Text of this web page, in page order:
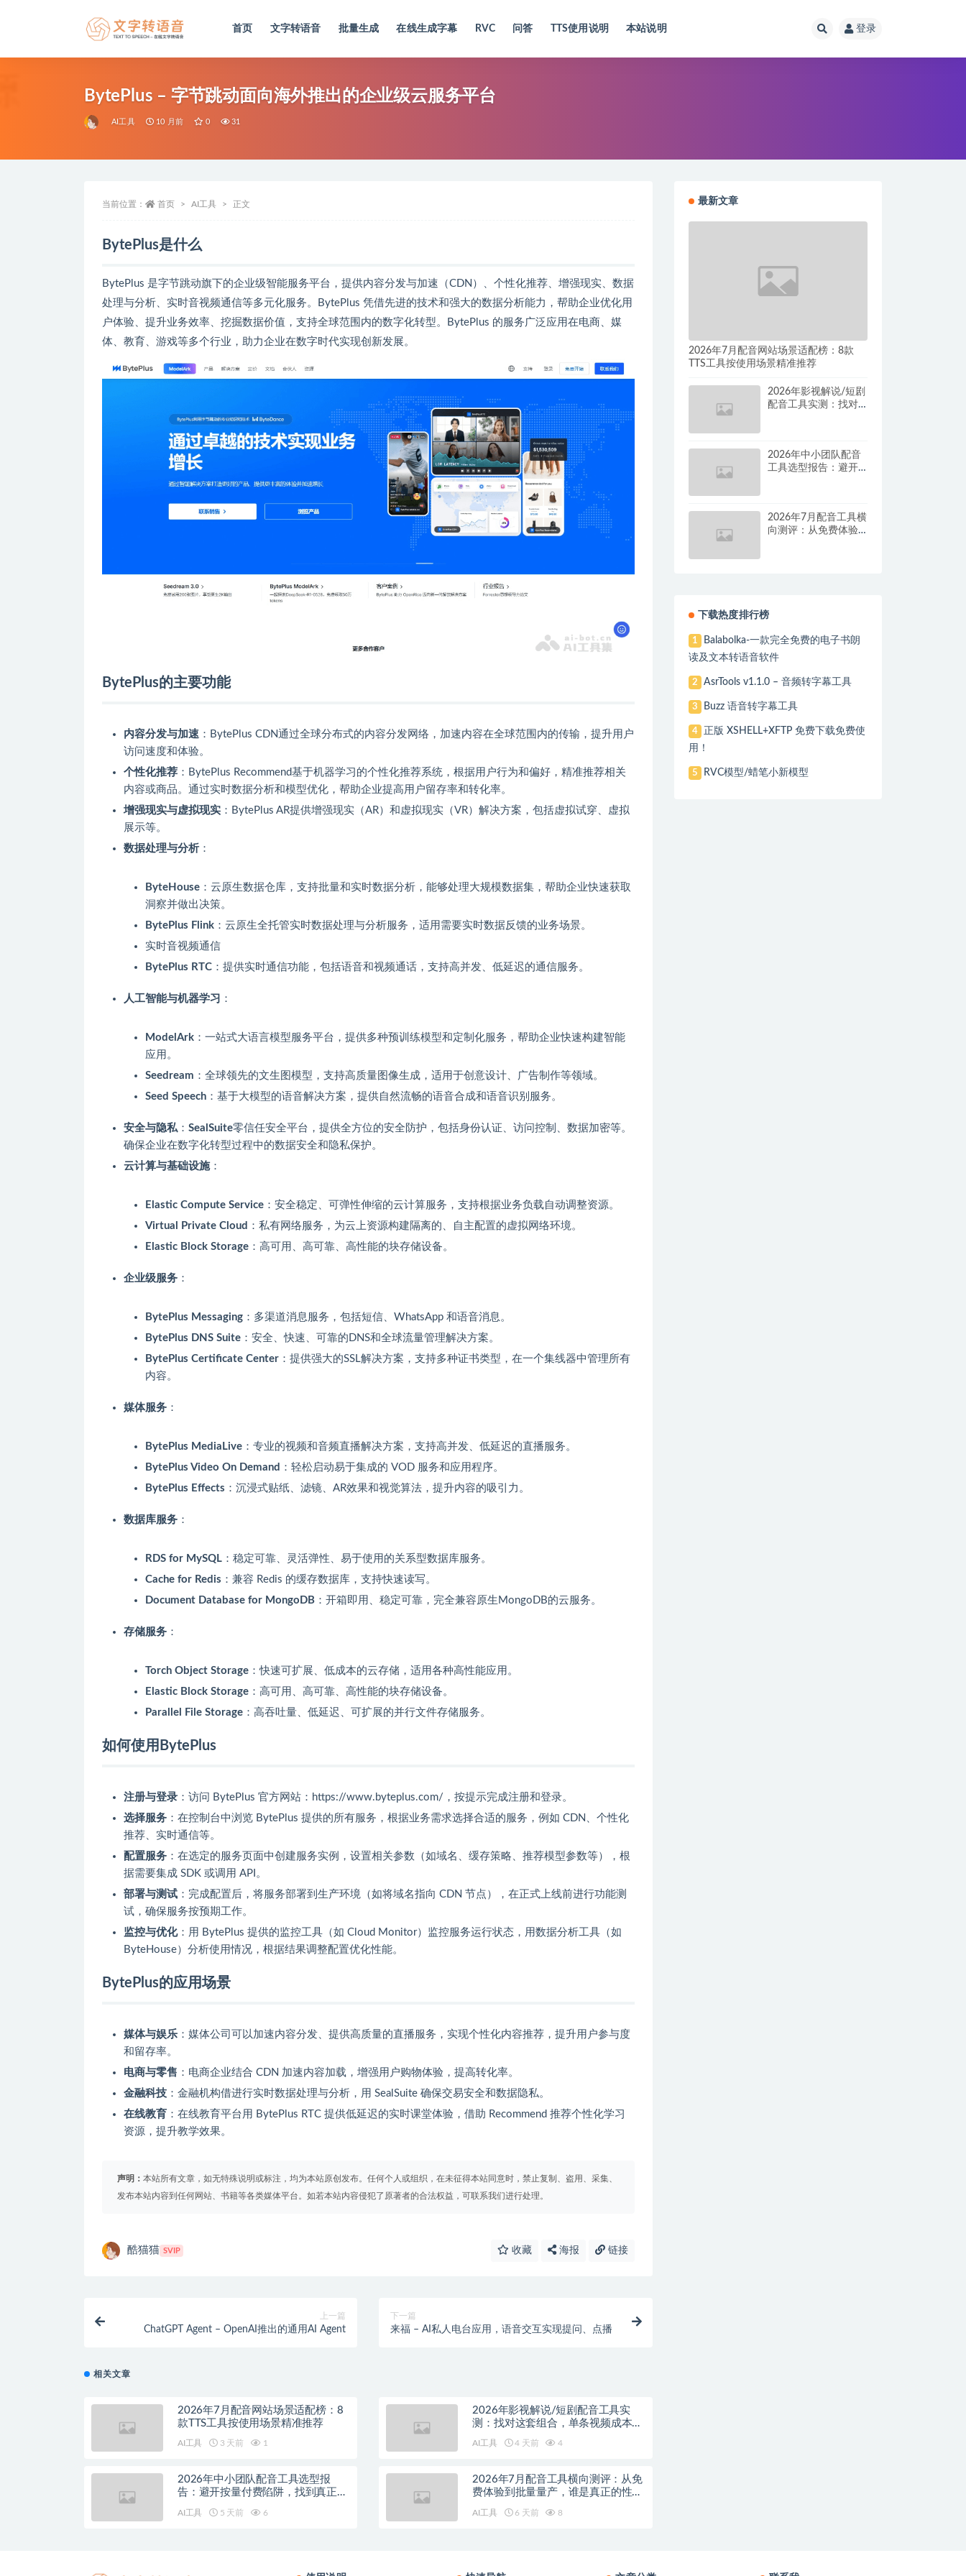
首页 文字转语音 批量生成 在线生成字幕 RVC 问答 TTS使用说明 本站说明 登录
BytePlus – 字节跳动面向海外推出的企业级云服务平台
AI工具 10 月前 0 31
当前位置： 首页 AI工具 正文
BytePlus是什么
BytePlus 是字节跳动旗下的企业级智能服务平台，提供内容分发与加速（CDN）、个性化推荐、增强现实、数据
处理与分析、实时音视频通信等多元化服务。BytePlus 凭借先进的技术和强大的数据分析能力，帮助企业优化用
户体验、提升业务效率、挖掘数据价值，支持全球范围内的数字化转型。BytePlus 的服务广泛应用在电商、媒
体、教育、游戏等多个行业，助力企业在数字时代实现创新发展。
BytePlus的主要功能
内容分发与加速 ：BytePlus CDN通过全球分布式的内容分发网络，加速内容在全球范围内的传输，提升用户
访问速度和体验。
个性化推荐 ：BytePlus Recommend基于机器学习的个性化推荐系统，根据用户行为和偏好，精准推荐相关
内容或商品。通过实时数据分析和模型优化，帮助企业提高用户留存率和转化率。
增强现实与虚拟现实 ：BytePlus AR提供增强现实（AR）和虚拟现实（VR）解决方案，包括虚拟试穿、虚拟
展示等。
数据处理与分析 ：
ByteHouse ：云原生数据仓库，支持批量和实时数据分析，能够处理大规模数据集，帮助企业快速获取
洞察并做出决策。
BytePlus Flink ：云原生全托管实时数据处理与分析服务，适用需要实时数据反馈的业务场景。
实时音视频通信
BytePlus RTC ：提供实时通信功能，包括语音和视频通话，支持高并发、低延迟的通信服务。
人工智能与机器学习 ：
ModelArk ：一站式大语言模型服务平台，提供多种预训练模型和定制化服务，帮助企业快速构建智能
应用。
Seedream ：全球领先的文生图模型，支持高质量图像生成，适用于创意设计、广告制作等领域。
Seed Speech ：基于大模型的语音解决方案，提供自然流畅的语音合成和语音识别服务。
安全与隐私 ： SealSuite零信任安全平台，提供全方位的安全防护，包括身份认证、访问控制、数据加密等。
确保企业在数字化转型过程中的数据安全和隐私保护。
云计算与基础设施：
Elastic Compute Service ：安全稳定、可弹性伸缩的云计算服务，支持根据业务负载自动调整资源。
Virtual Private Cloud ：私有网络服务，为云上资源构建隔离的、自主配置的虚拟网络环境。
Elastic Block Storage ：高可用、高可靠、高性能的块存储设备。
企业级服务 ：
BytePlus Messaging ：多渠道消息服务，包括短信、WhatsApp 和语音消息。
BytePlus DNS Suite ：安全、快速、可靠的DNS和全球流量管理解决方案。
BytePlus Certificate Center ：提供强大的SSL解决方案，支持多种证书类型，在一个集线器中管理所有
内容。
媒体服务 ：
BytePlus MediaLive ：专业的视频和音频直播解决方案，支持高并发、低延迟的直播服务。
BytePlus Video On Demand ：轻松启动易于集成的 VOD 服务和应用程序。
BytePlus Effects ：沉浸式贴纸、滤镜、AR效果和视觉算法，提升内容的吸引力。
数据库服务 ：
RDS for MySQL ：稳定可靠、灵活弹性、易于使用的关系型数据库服务。
Cache for Redis ：兼容 Redis 的缓存数据库，支持快速读写。
Document Database for MongoDB ：开箱即用、稳定可靠，完全兼容原生MongoDB的云服务。
存储服务 ：
Torch Object Storage ：快速可扩展、低成本的云存储，适用各种高性能应用。
Elastic Block Storage ：高可用、高可靠、高性能的块存储设备。
Parallel File Storage ：高吞吐量、低延迟、可扩展的并行文件存储服务。
如何使用BytePlus
注册与登录 ：访问 BytePlus 官方网站：https://www.byteplus.com/，按提示完成注册和登录。
选择服务 ：在控制台中浏览 BytePlus 提供的所有服务，根据业务需求选择合适的服务，例如 CDN、个性化
推荐、实时通信等。
配置服务 ：在选定的服务页面中创建服务实例，设置相关参数（如域名、缓存策略、推荐模型参数等），根
据需要集成 SDK 或调用 API。
部署与测试 ：完成配置后，将服务部署到生产环境（如将域名指向 CDN 节点），在正式上线前进行功能测
试，确保服务按预期工作。
监控与优化：用 BytePlus 提供的监控工具（如 Cloud Monitor）监控服务运行状态，用数据分析工具（如
ByteHouse）分析使用情况，根据结果调整配置优化性能。
BytePlus的应用场景
媒体与娱乐 ：媒体公司可以加速内容分发、提供高质量的直播服务，实现个性化内容推荐，提升用户参与度
和留存率。
电商与零售 ：电商企业结合 CDN 加速内容加载，增强用户购物体验，提高转化率。
金融科技 ：金融机构借进行实时数据处理与分析，用 SealSuite 确保交易安全和数据隐私。
在线教育 ：在线教育平台用 BytePlus RTC 提供低延迟的实时课堂体验，借助 Recommend 推荐个性化学习
资源，提升教学效果。
声明： 本站所有文章，如无特殊说明或标注，均为本站原创发布。任何个人或组织，在未征得本站同意时，禁止复制、盗用、采集、
发布本站内容到任何网站、书籍等各类媒体平台。如若本站内容侵犯了原著者的合法权益，可联系我们进行处理。
酷猫猫 SVIP 收藏 海报 链接
上一篇
ChatGPT Agent – OpenAI推出的通用AI Agent
下一篇
来福 – AI私人电台应用，语音交互实现提问、点播
相关文章
2026年7月配音网站场景适配榜：8
款TTS工具按使用场景精准推荐
AI工具 3 天前 1
2026年影视解说/短剧配音工具实
测：找对这套组合，单条视频成本直
AI工具 4 天前 4
2026年中小团队配音工具选型报
告：避开按量付费陷阱，找到真正的
AI工具 5 天前 6
2026年7月配音工具横向测评：从免
费体验到批量量产，谁是真正的性价
AI工具 6 天前 8
最新文章
2026年7月配音网站场景适配榜：8款
TTS工具按使用场景精准推荐
2026年影视解说/短剧
配音工具实测：找对
2026年中小团队配音
工具选型报告：避开
2026年7月配音工具横
向测评：从免费体验
下载热度排行榜
1
Balabolka-一款完全免费的电子书朗
读及文本转语音软件
2 AsrTools v1.1.0 – 音频转字幕工具
3 Buzz 语音转字幕工具
4
正版 XSHELL+XFTP 免费下载免费使
用！
5 RVC模型/蜡笔小新模型